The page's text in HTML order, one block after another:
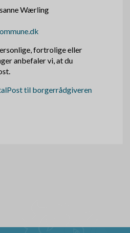
Wærling
fortrolige eller
anbefaler vi, at du
til borgerrådgiveren